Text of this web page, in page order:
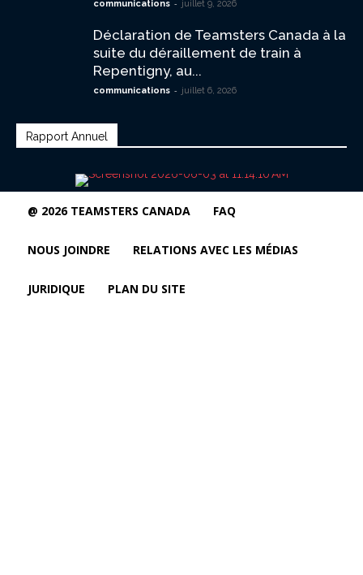
communications - juillet 9, 2026
Déclaration de Teamsters Canada à la
suite du déraillement de train à
Repentigny, au...
communications - juillet 6, 2026
Rapport Annuel
@ 2026 TEAMSTERS CANADA FAQ
NOUS JOINDRE RELATIONS AVEC LES MÉDIAS
JURIDIQUE PLAN DU SITE